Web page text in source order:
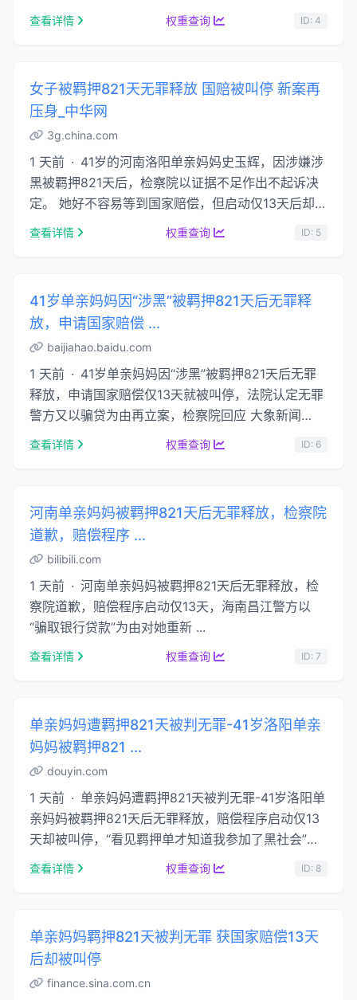
查看详情 权重查询 ID: 4
女子被羁押821天无罪释放 国赔被叫停 新案再
压身_中华网
3g.china.com
1 天前 · 41岁的河南洛阳单亲妈妈史玉辉，因涉嫌涉
黑被羁押821天后，检察院以证据不足作出不起诉决
定。 她好不容易等到国家赔偿，但启动仅13天后却被
紧急叫停。 海南昌江警方以“骗取银行贷款”为由 …...
查看详情 权重查询 ID: 5
41岁单亲妈妈因“涉黑”被羁押821天后无罪释
放，申请国家赔偿 ...
baijiahao.baidu.com
1 天前 · 41岁单亲妈妈因“涉黑”被羁押821天后无罪
释放，申请国家赔偿仅13天就被叫停，法院认定无罪
警方又以骗贷为由再立案，检察院回应 大象新闻
2026-03-28 11:16 河南广播电视台大象新闻官方账
查看详情 权重查询 ID: 6
河南单亲妈妈被羁押821天后无罪释放，检察院
道歉，赔偿程序 ...
bilibili.com
1 天前 · 河南单亲妈妈被羁押821天后无罪释放，检
察院道歉，赔偿程序启动仅13天，海南昌江警方以
“骗取银行贷款”为由对她重新 ...
查看详情 权重查询 ID: 7
单亲妈妈遭羁押821天被判无罪-41岁洛阳单亲
妈妈被羁押821 ...
douyin.com
1 天前 · 单亲妈妈遭羁押821天被判无罪-41岁洛阳单
亲妈妈被羁押821天后无罪释放，赔偿程序启动仅13
天却被叫停，“看见羁押单才知道我参加了黑社会”！#
羁押821天无罪获国家赔偿13天后被叫停 #法院认
查看详情 权重查询 ID: 8
单亲妈妈羁押821天被判无罪 获国家赔偿13天
后却被叫停
finance.sina.com.cn